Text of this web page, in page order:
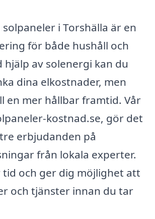
i Torshälla är en
för både hushåll och
av solenergi kan du
dina elkostnader, men
en mer hållbar framtid. Vår
kostnad.se, gör det
erbjudanden på
från lokala experter.
tid och ger dig möjlighet att
och tjänster innan du tar